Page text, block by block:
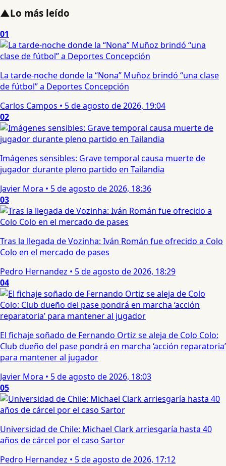
▲Lo más leído
01
La tarde-noche donde la “Nona” Muñoz brindó “una clase
de fútbol” a Deportes Concepción
Carlos Campos • 5 de agosto de 2026, 19:04
02
Imágenes sensibles: Grave temporal causa muerte de
jugador durante pleno partido en Tailandia
Javier Mora • 5 de agosto de 2026, 18:36
03
Tras la llegada de Vozinha: Iván Román fue ofrecido a Colo
Colo en el mercado de pases
Pedro Hernandez • 5 de agosto de 2026, 18:29
04
El fichaje soñado de Fernando Ortiz se aleja de Colo Colo:
Club dueño del pase pondrá en marcha ‘acción reparatoria’
para mantener al jugador
Javier Mora • 5 de agosto de 2026, 18:03
05
Universidad de Chile: Michael Clark arriesgaría hasta 40
años de cárcel por el caso Sartor
Pedro Hernandez • 5 de agosto de 2026, 17:12